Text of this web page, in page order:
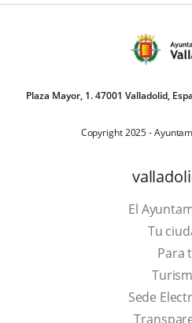
Plaza Mayor, 1. 47001 Valladolid,
Copyright 2025 -
El
Tu
Para
Sede